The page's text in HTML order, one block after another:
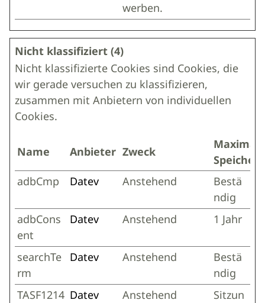
werben.
Nicht klassifiziert (4)
Nicht klassifizierte Cookies sind Cookies, die
wir gerade versuchen zu klassifizieren,
zusammen mit Anbietern von individuellen
Cookies.
Name Anbieter Zweck
Maximale
adbCmp
Datev Anstehend
Bestä
ndig
adbCons
ent
Datev Anstehend 1 Jahr
searchTe
rm
Datev Anstehend
Bestä
ndig
TASF1214 Datev Anstehend
Sitzun